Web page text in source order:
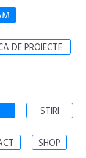
DE PROIECTE
STIRI
SHOP